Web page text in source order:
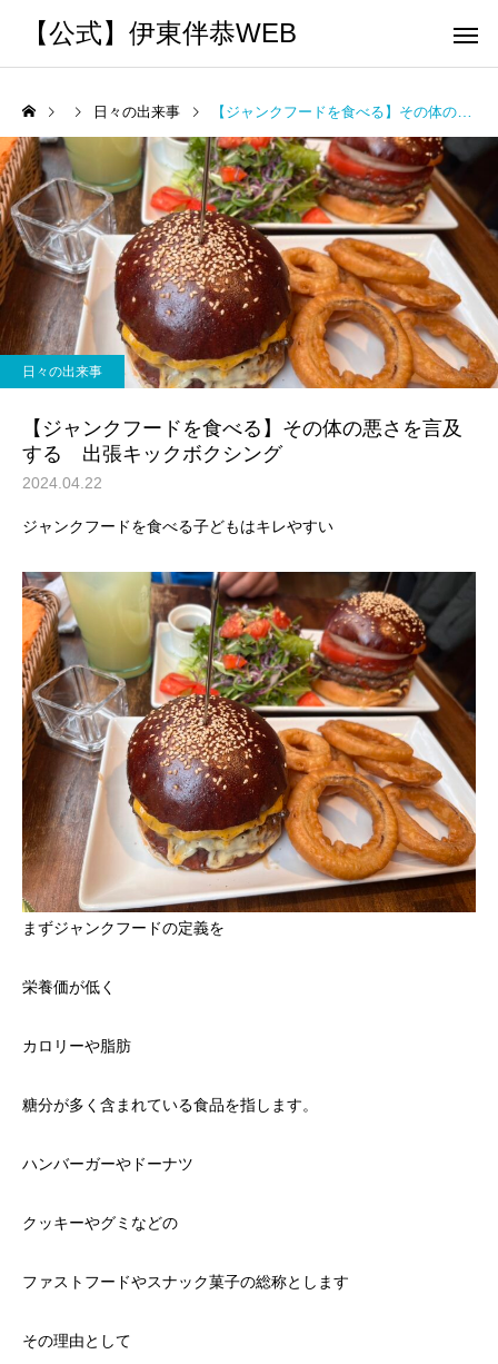
【公式】伊東伴恭WEB
トレーナーとして 個別トレー
出張 講演 セミナー 運動・体操
パーソナルトレーニ
ング
キックボクシングで本当に
痩せますか？｜元日本王者
で答えます
パーソナルトレーニ
ング
パーソナルトレーナー
び方｜失敗しない7つの
解説
日々の出来事 【ジャンクフードを食べる】その体の悪さを言及する 出張キックボクシング
日々の出来事
【ジャンクフードを食べる】その体の悪さを言及
する 出張キックボクシング
2024.04.22
ジャンクフードを食べる子どもはキレやすい
まずジャンクフードの定義を
栄養価が低く
カロリーや脂肪
糖分が多く含まれている食品を指します。
ハンバーガーやドーナツ
クッキーやグミなどの
ファストフードやスナック菓子の総称とします
その理由として